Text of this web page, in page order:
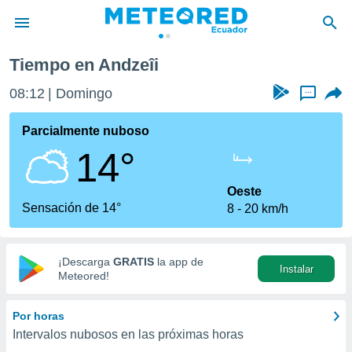
de
ha
que se
calidad.
a este
las
y
digital
basada
Tiempo en Andzeîi
08:12 Domingo ...
Parcialmente nuboso
14°
Sensación de 14°
Oeste
8
20 km/h
¡Descarga GRATIS la app de
Meteored!
Instalar
Por horas
Intervalos nubosos en las próximas horas